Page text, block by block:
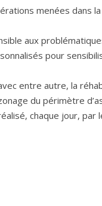
menées dans la
aux
pour
entre autre, la
du périmètre
chaque jour, par